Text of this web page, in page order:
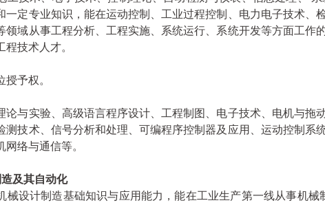
一定专业知识，能在运动控制、工业过程控制、电力电子技术、
领域从事工程分析、工程实施、系统运行、系统开发等方面工作
技术人才。
予权。
论与实验、高级语言程序设计、工程制图、电子技术、电机与拖
测技术、信号分析和处理、可编程序控制器及应用、运动控制系
络与通信等。
造及其自动化
械设计制造基础知识与应用能力，能在工业生产第一线从事机